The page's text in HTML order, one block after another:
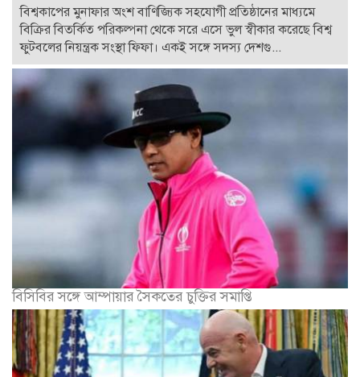
বিশ্বকাপের মুনাফার অংশ বাণিজ্যিক সহযোগী প্রতিষ্ঠানের মাধ্যমে
বিক্রির বিতর্কিত পরিকল্পনা থেকে সরে এসে ভুল স্বীকার করেছে বিশ্ব
ফুটবলের নিয়ন্ত্রক সংস্থা ফিফা। একই সঙ্গে সদস্য দেশগু...
বিসিবির সঙ্গে আম্পায়ার সৈকতের চুক্তির সমাপ্তি